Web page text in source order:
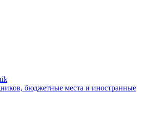
бюджетные места и иностранные